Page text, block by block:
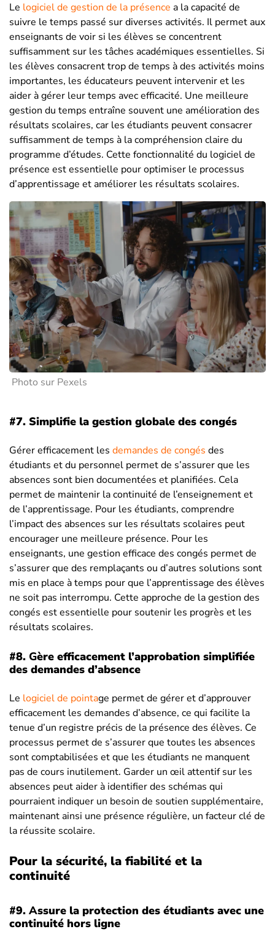
Le logiciel de gestion de la présence a la capacité de
suivre le temps passé sur diverses activités. Il permet aux
enseignants de voir si les élèves se concentrent
suffisamment sur les tâches académiques essentielles. Si
les élèves consacrent trop de temps à des activités moins
importantes, les éducateurs peuvent intervenir et les
aider à gérer leur temps avec efficacité. Une meilleure
gestion du temps entraîne souvent une amélioration des
résultats scolaires, car les étudiants peuvent consacrer
suffisamment de temps à la compréhension claire du
programme d’études. Cette fonctionnalité du logiciel de
présence est essentielle pour optimiser le processus
d’apprentissage et améliorer les résultats scolaires.
Photo sur Pexels
#7. Simplifie la gestion globale des congés
Gérer efficacement les demandes de congés des
étudiants et du personnel permet de s’assurer que les
absences sont bien documentées et planifiées. Cela
permet de maintenir la continuité de l’enseignement et
de l’apprentissage. Pour les étudiants, comprendre
l’impact des absences sur les résultats scolaires peut
encourager une meilleure présence. Pour les
enseignants, une gestion efficace des congés permet de
s’assurer que des remplaçants ou d’autres solutions sont
mis en place à temps pour que l’apprentissage des élèves
ne soit pas interrompu. Cette approche de la gestion des
congés est essentielle pour soutenir les progrès et les
résultats scolaires.
#8. Gère efficacement l’approbation simplifiée
des demandes d’absence
Le logiciel de pointage permet de gérer et d’approuver
efficacement les demandes d’absence, ce qui facilite la
tenue d’un registre précis de la présence des élèves. Ce
processus permet de s’assurer que toutes les absences
sont comptabilisées et que les étudiants ne manquent
pas de cours inutilement. Garder un œil attentif sur les
absences peut aider à identifier des schémas qui
pourraient indiquer un besoin de soutien supplémentaire,
maintenant ainsi une présence régulière, un facteur clé de
la réussite scolaire.
Pour la sécurité, la fiabilité et la
continuité
#9. Assure la protection des étudiants avec une
continuité hors ligne